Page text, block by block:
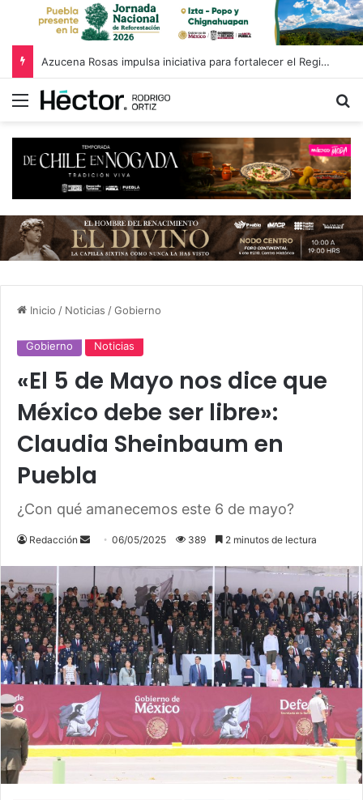
Azucena Rosas impulsa iniciativa para fortalecer el Registro Estatal de Opciones para Educación Superior
Menú
Inicio / Noticias /Gobierno
Gobierno Noticias
«El 5 de Mayo nos dice que
México debe ser libre»:
Claudia Sheinbaum en
Puebla
¿Con qué amanecemos este 6 de mayo?
Redacción
Send06/05/2025 389 2 minutos de lectura